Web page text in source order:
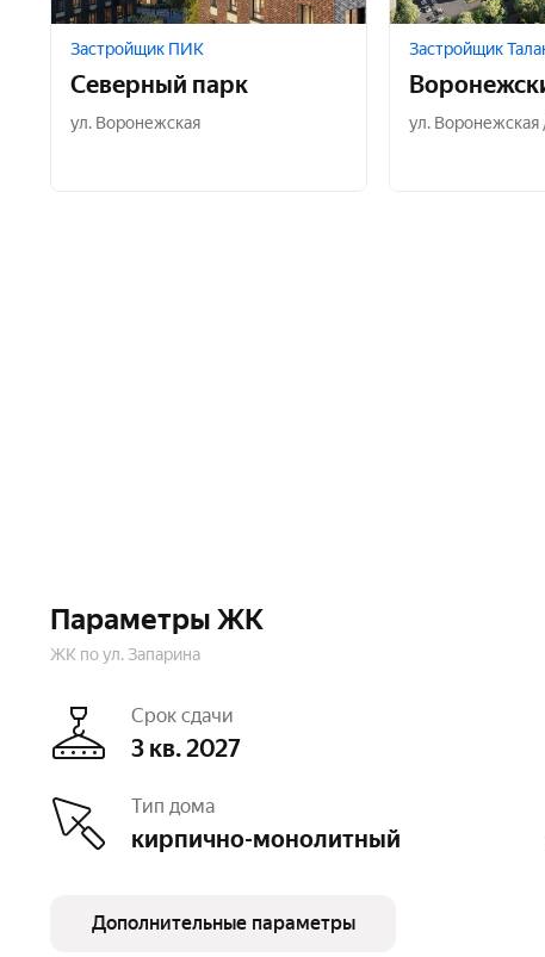
Застройщик ПИК
Северный парк
ул. Воронежская
Застройщик
ул. Воронежская
Параметры ЖК
ЖК по ул. Запарина
Срок сдачи
3 кв. 2027
Тип дома
кирпично-монолитный
Дополнительные параметры